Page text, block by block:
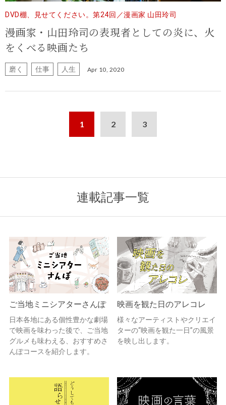
DVD棚、見せてください。第24回／漫画家 山田玲司
漫画家・山田玲司の表現者としての炎に、火
をくべる映画たち
磨く 仕事 人生 Apr 10, 2020
1 2 3
連載記事一覧
ご当地ミニシアターさんぽ
日本各地にある個性豊かな劇場
で映画を味わった後で、ご当地
グルメも味わえる、おすすめさ
んぽコースを紹介します。
映画を観た日のアレコレ
様々なアーティストやクリエイ
ターの“映画を観た一日”の風景
を映し出します。